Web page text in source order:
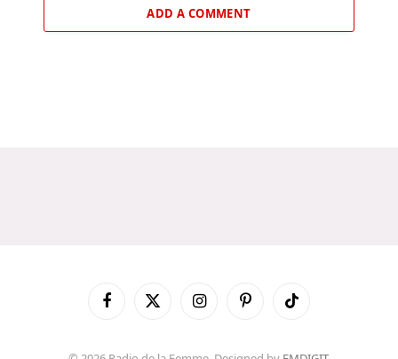
ADD A COMMENT
FacebookX
InstagramPinterestTikTok